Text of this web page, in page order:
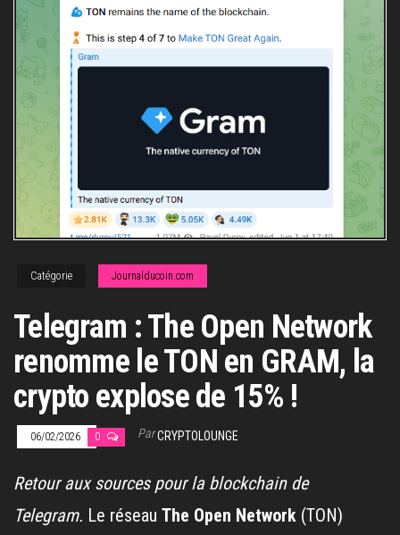
Catégorie Journalducoin.com
Telegram : The Open Network
renomme le TON en GRAM, la
crypto explose de 15% !
06/02/2026 0 ParCRYPTOLOUNGE
Retour aux sources pour la blockchain de
Telegram. Le réseau The Open Network (TON)